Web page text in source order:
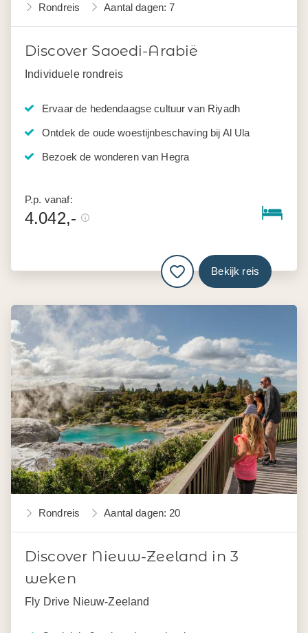
Rondreis Aantal dagen: 7
Discover Saoedi-Arabië
Individuele rondreis
Ervaar de hedendaagse cultuur van Riyadh
Ontdek de oude woestijnbeschaving bij Al Ula
Bezoek de wonderen van Hegra
P.p. vanaf:
4.042,-
Bekijk reis
Rondreis Aantal dagen: 20
Discover Nieuw-Zeeland in 3
weken
Fly Drive Nieuw-Zeeland